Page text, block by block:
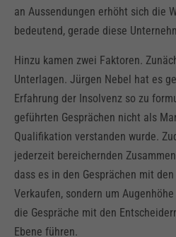
an Aussendungen erhöht sich die
bedeutend, gerade diese
Hinzu kamen zwei Faktoren.
Unterlagen. Jürgen Nebel hat es
Erfahrung der Insolvenz so zu
geführten Gesprächen nicht als
Qualifikation verstanden wurde.
jederzeit bereichernden
dass es in den Gesprächen mit
Verkaufen, sondern um
die Gespräche mit den
Ebene führen.